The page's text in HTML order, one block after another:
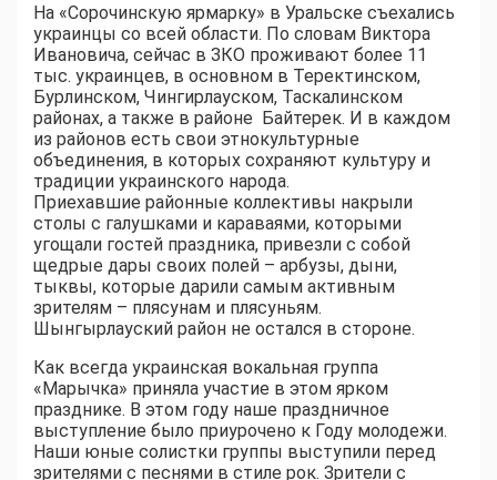
На «Сорочинскую ярмарку» в Уральске съехались
украинцы со всей области. По словам Виктора
Ивановича, сейчас в ЗКО проживают более 11
тыс. украинцев, в основном в Теректинском,
Бурлинском, Чингирлауском, Таскалинском
районах, а также в районе Байтерек. И в каждом
из районов есть свои этнокультурные
объединения, в которых сохраняют культуру и
традиции украинского народа.
Приехавшие районные коллективы накрыли
столы с галушками и караваями, которыми
угощали гостей праздника, привезли с собой
щедрые дары своих полей – арбузы, дыни,
тыквы, которые дарили самым активным
зрителям – плясунам и плясуньям.
Шынгырлауский район не остался в стороне.
Как всегда украинская вокальная группа
«Марычка» приняла участие в этом ярком
празднике. В этом году наше праздничное
выступление было приурочено к Году молодежи.
Наши юные солистки группы выступили перед
зрителями с песнями в стиле рок. Зрители с